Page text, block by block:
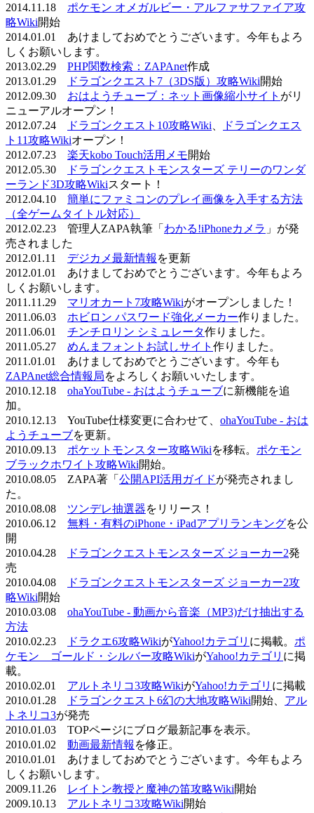
2014.11.18 ポケモン オメガルビー・アルファサファイア攻
略Wiki開始
2014.01.01 あけましておめでとうございます。今年もよろ
しくお願いします。
2013.02.29 PHP関数検索：ZAPAnet作成
2013.01.29
ドラゴンクエスト7（3DS版）攻略Wiki開始
2012.09.30 おはようチューブ：ネット画像縮小サイト がリ
ニューアルオープン！
2012.07.24
ドラゴンクエスト10攻略Wiki
ドラゴンクエス
ト11攻略Wikiオープン！
2012.07.23 楽天kobo Touch活用メモ開始
2012.05.30
ドラゴンクエストモンスターズ テリーのワンダ
ーランド3D攻略Wikiスタート！
2012.04.10 簡単にファミコンのプレイ画像を入手する方法
（全ゲームタイトル対応）
2012.02.23 管理人ZAPA執筆「 わかる!iPhoneカメラ 」が発
売されました
2012.01.11 デジカメ最新情報 を更新
2012.01.01 あけましておめでとうございます。今年もよろ
しくお願いします。
2011.11.29 マリオカート7攻略Wikiがオープンしました！
2011.06.03 ホビロン パスワード強化メーカー作りました。
2011.06.01 チンチロリン シミュレータ作りました。
2011.05.27 めんまフォントお試しサイト 作りました。
2011.01.01 あけましておめでとうございます。今年も
ZAPAnet総合情報局をよろしくお願いいたします。
2010.12.18 ohaYouTube - おはようチューブに新機能を追
加。
2010.12.13 YouTube仕様変更に合わせて、 ohaYouTube - おは
ようチューブを更新。
2010.09.13 ポケットモンスター攻略Wikiを移転。 ポケモン
ブラックホワイト攻略Wiki開始。
2010.08.05 ZAPA著「 公開API活用ガイドが発売されまし
た。
2010.08.08 ツンデレ抽選器をリリース！
2010.06.12 無料・有料のiPhone・iPadアプリランキングを公
開
2010.04.28
ドラゴンクエストモンスターズ ジョーカー2発
売
2010.04.08
ドラゴンクエストモンスターズ ジョーカー2攻
略Wiki開始
2010.03.08 ohaYouTube - 動画から音楽（MP3)だけ抽出する
方法
2010.02.23
ドラクエ6攻略WikiがYahoo!カテゴリ に掲載。 ポ
ケモン ゴールド・シルバー攻略WikiがYahoo!カテゴリ に掲
載。
2010.02.01 アルトネリコ3攻略WikiがYahoo!カテゴリ に掲載
2010.01.28
ドラゴンクエスト6幻の大地攻略Wiki開始、 アル
トネリコ3が発売
2010.01.03 TOPページにブログ最新記事を表示。
2010.01.02 動画最新情報 を修正。
2010.01.01 あけましておめでとうございます。今年もよろ
しくお願いします。
2009.11.26
レイトン教授と魔神の笛攻略Wiki開始
2009.10.13 アルトネリコ3攻略Wiki開始